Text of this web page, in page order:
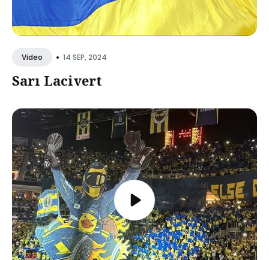
Video • 14 SEP, 2024
Sarı Lacivert